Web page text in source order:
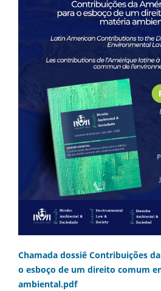
Chamada dossiê Contribuições
o esboço de um direito comum
ambiental.pdf